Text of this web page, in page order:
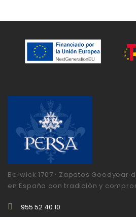
Berwick 1707 · Zapatos Goodyear
en España con tradición y
955 52 40 10